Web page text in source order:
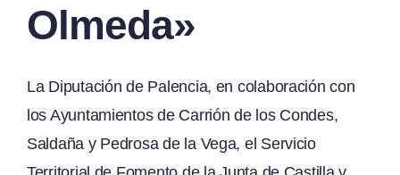
Olmeda»
La Diputación de Palencia, en colaboración con
los Ayuntamientos de Carrión de los Condes,
Saldaña y Pedrosa de la Vega, el Servicio